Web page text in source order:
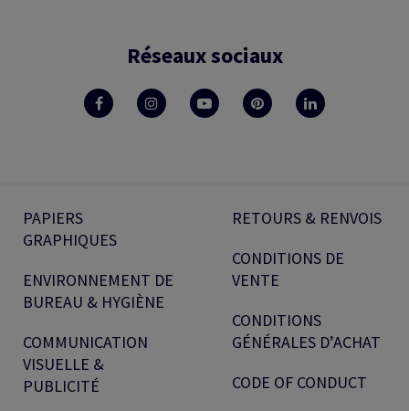
Réseaux sociaux
PAPIERS
GRAPHIQUES
ENVIRONNEMENT DE
BUREAU & HYGIÈNE
COMMUNICATION
VISUELLE &
PUBLICITÉ
RETOURS & RENVOIS
CONDITIONS DE
VENTE
CONDITIONS
GÉNÉRALES D’ACHAT
CODE OF CONDUCT